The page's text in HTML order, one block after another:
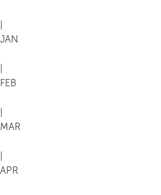
JAN
FEB
MAR
APR